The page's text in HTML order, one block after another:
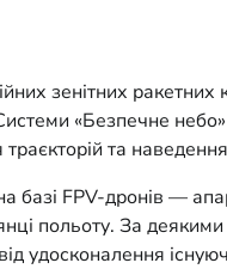
зенітних
«Безпечне небо»
та
FPV-дронів —
польоту. За
удосконалення